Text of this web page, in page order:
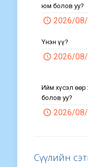
юм болов уу?
2026/
Үнэн үү?
2026/
Ийм хүсэл өөр
болов уу?
2026/
Сүүлийн